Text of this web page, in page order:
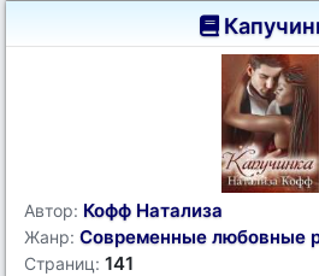
Автор: Кофф Натализа
Жанр: Современные любовные
Страниц: 141